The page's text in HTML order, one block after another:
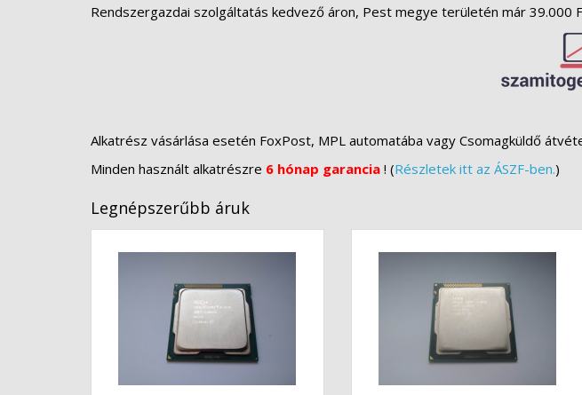
Rendszergazdai szolgáltatás kedvező áron, Pest megye területén már 39.000
Alkatrész vásárlása esetén FoxPost, MPL automatába vagy Csomagküldő
Minden használt alkatrészre 6 hónap garancia ! (Részletek itt az ÁSZF-ben.)
Legnépszerűbb áruk